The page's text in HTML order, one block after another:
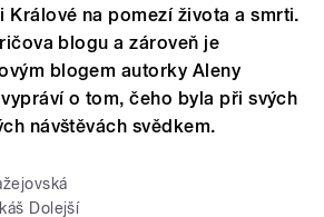
Králové na pomezí života a smrti.
blogu a zároveň je
blogem autorky Aleny
o tom, čeho byla při svých
návštěvách svědkem.
Dolejší